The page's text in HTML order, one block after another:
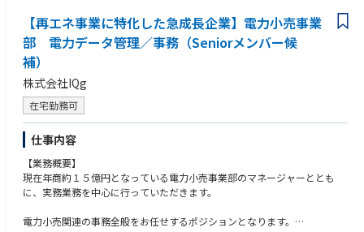
スをお止めになる際には、お悔やみの言葉とともにお供えのお花（ソープ
フラワー）をお贈りし、「虹の橋登録」を行っています。一件ずつ、大切
に続けている当社らしい取り組みです。
■VOC（顧客の声）の起点： お客さまとペットにもっとも長く近く接する
部署として、対話から得た声を、数字だけでは捉えきれないインサイトと
して全社へ還元しています。
【業務内容】
CS部門を統括し、お客さまお一人おひとりの体験価値を高め、長くご愛顧
いただける関係づくりをリードいただく役割です。将来的にはCS部長への
就任を前提としたポジションです。
■CS部門のマネジメント： 社内CS部門の自社雇用メンバー（正社員・今
のマネジメント・育成・品質向上、応答率・お客さま満足度・AHT（平均
〇ブランドの世界観を体現する接客／お客さま体験を、理念から日常のコ
ミュニケーションまで一貫して設計・浸透させた経験
〇生成AI・自動化ツールを用いた業務プロセスの再設計・仕組み化の経験
〇経営会議・部門長会などでのレポーティング／事業数値を用いた説明経
験
〇ペットフード・食品・ヘルスケアなど、購入する人と実際に使う人が異
なる商材のお客さま対応経験
〇業務・プライベートを問わず日常的に生成AIを活用し、生産性・クリエ
イティビティ向上を実践されている方
【求める人物像】
〇お客さま体験に誠実に向き合いつつ、事業・数字の視点で意思決定でき
る方
り変えていくことに面白さを感じる方
【再エネ事業に特化した急成長企業】電力小売事業
部 電力データ管理／事務（Seniorメンバー候
補）
株式会社IQg
在宅勤務可
仕事内容
【業務概要】
現在年商約１５億円となっている電力小売事業部のマネージャーととも
に、実務業務を中心に行っていただきます。
電力小売関連の事務全般をお任せするポジションとなります。